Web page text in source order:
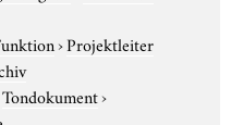
›Projektleiter
Tondokument›